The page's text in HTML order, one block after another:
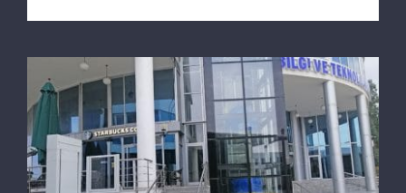
Yeni nesil Core engelli asansörü